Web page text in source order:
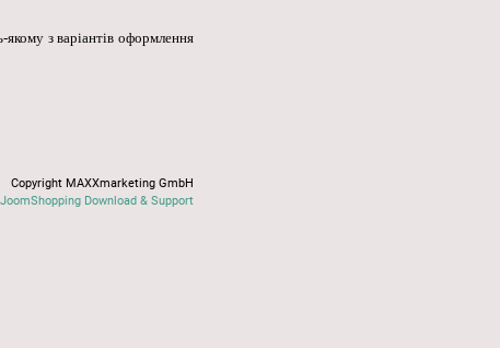
з варіантів оформлення
Copyright MAXXmarketing GmbH
JoomShopping Download & Support